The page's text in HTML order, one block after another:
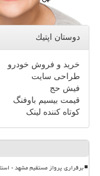
دوستان اپتیك
خرید و فروش خودرو
طراحی سایت
فیش حج
قیمت بیسیم باوفنگ
کوتاه کننده لینک
برقراری پرواز مستقیم مشهد -